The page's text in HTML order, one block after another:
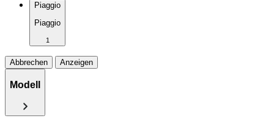
Piaggio
Piaggio
1
Abbrechen Anzeigen
Modell